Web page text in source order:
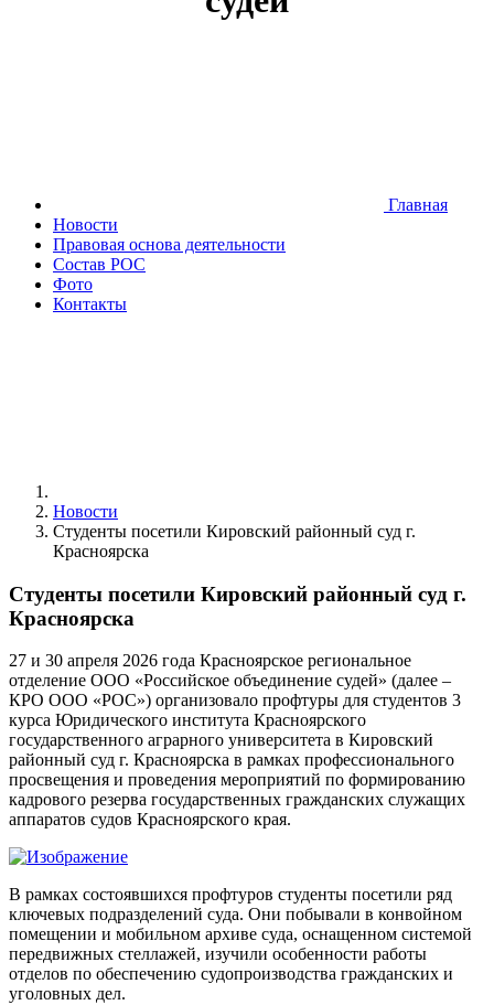
Главная
Новости
Правовая основа деятельности
Состав РОС
Фото
Контакты
Новости
Студенты посетили Кировский районный суд г.
Красноярска
Студенты посетили Кировский районный суд г.
Красноярска
27 и 30 апреля 2026 года Красноярское региональное
отделение ООО «Российское объединение судей» (далее –
КРО ООО «РОС») организовало профтуры для студентов 3
курса Юридического института Красноярского
государственного аграрного университета в Кировский
районный суд г. Красноярска в рамках профессионального
просвещения и проведения мероприятий по формированию
кадрового резерва государственных гражданских служащих
аппаратов судов Красноярского края.
В рамках состоявшихся профтуров студенты посетили ряд
ключевых подразделений суда. Они побывали в конвойном
помещении и мобильном архиве суда, оснащенном системой
передвижных стеллажей, изучили особенности работы
отделов по обеспечению судопроизводства гражданских и
уголовных дел.